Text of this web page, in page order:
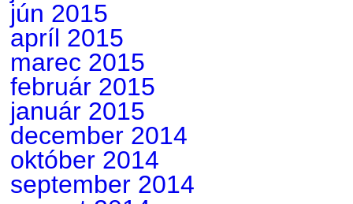
jún 2015
apríl 2015
marec 2015
február 2015
január 2015
december 2014
október 2014
september 2014